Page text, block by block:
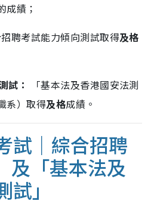
成績；
聘考試能力傾向測試取得及格
試：
「基本法及香港國安法測
系）取得及格成績。
試｜ 綜合招聘
及「基本法及
」